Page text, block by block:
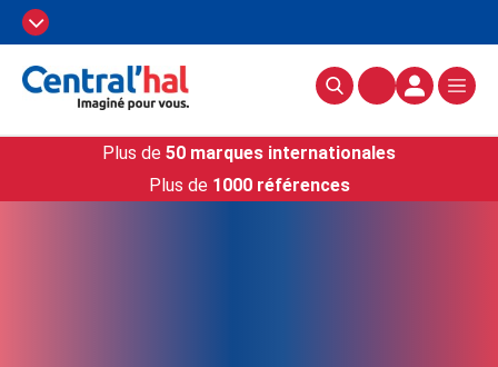
Plus de 50 marques internationales
Plus de 1000 références